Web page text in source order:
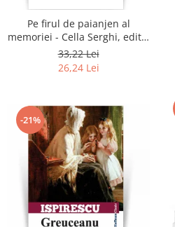
Pe firul de paianjen al
memoriei - Cella Serghi, editia
2020
33,22 Lei
26,24 Lei
-21%